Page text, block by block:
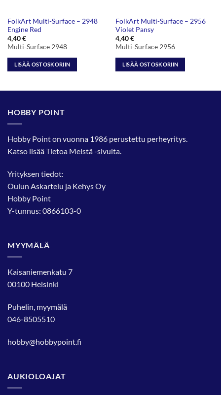
FolkArt Multi-Surface – 2948
Engine Red
4,40€
Multi-Surface 2948
LISÄÄ OSTOSKORIIN
FolkArt Multi-Surface – 2956
Violet Pansy
4,40€
Multi-Surface 2956
LISÄÄ OSTOSKORIIN
HOBBY POINT
Hobby Point on vuonna 1986 perustettu perheyritys.
Katso lisääTietoa Meistä-sivulta.
Yrityksen tiedot:
Oulun Askartelu ja Kehys Oy
Hobby Point
Y-tunnus: 0866103-0
MYYMÄLÄ
Kaisaniemenkatu 7
00100 Helsinki
Puhelin, myymälä
046-8505510
hobby@hobbypoint.fi
AUKIOLOAJAT